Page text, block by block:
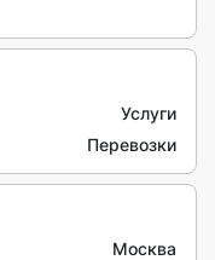
Услуги
Перевозки
Москва